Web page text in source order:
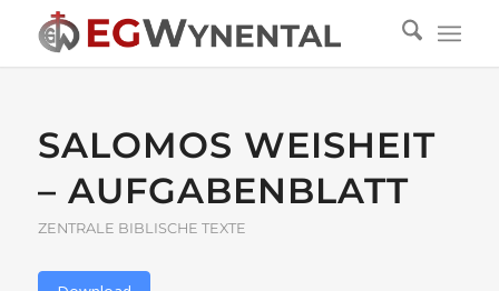
SALOMOS WEISHEIT
– AUFGABENBLATT
ZENTRALE BIBLISCHE TEXTE